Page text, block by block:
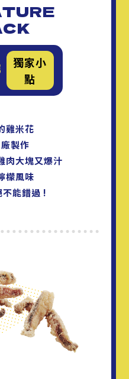
獨家小
點
雞米花
製作
肉大塊又爆汁
檬風味
能錯過 !